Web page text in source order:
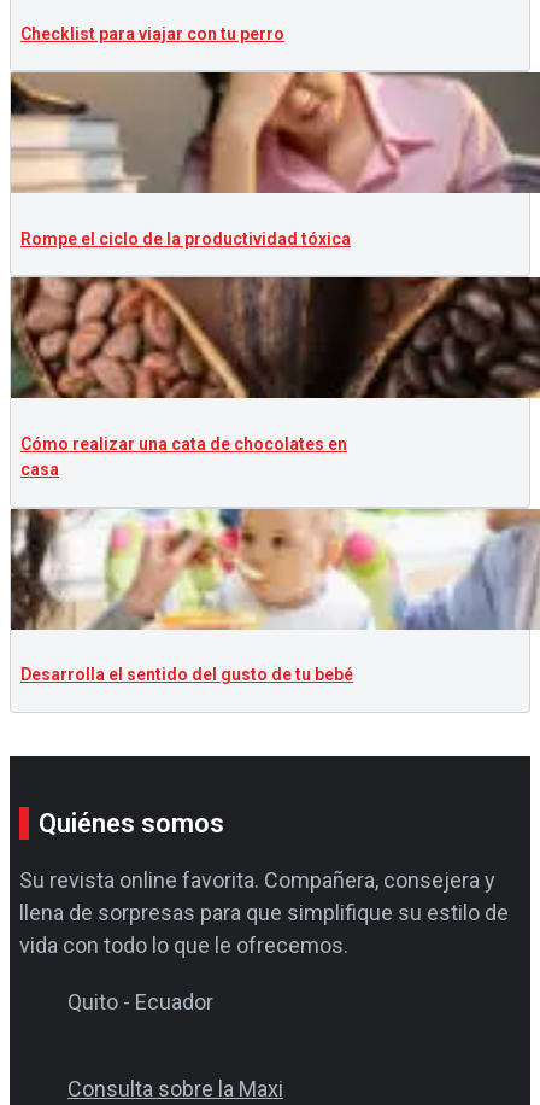
Checklist para viajar con tu perro
Rompe el ciclo de la productividad tóxica
Cómo realizar una cata de chocolates en
casa
Desarrolla el sentido del gusto de tu bebé
Quiénes somos
Su revista online favorita. Compañera, consejera y
llena de sorpresas para que simplifique su estilo de
vida con todo lo que le ofrecemos.
Quito - Ecuador
Consulta sobre la Maxi